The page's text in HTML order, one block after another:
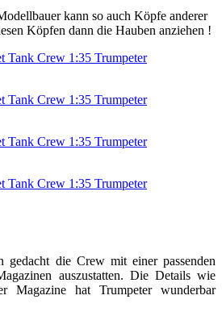
kann so auch Köpfe anderer
Köpfen dann die Hauben anziehen !
gedacht die Crew mit einer passenden
auszustatten. Die Details wie
Magazine hat Trumpeter wunderbar